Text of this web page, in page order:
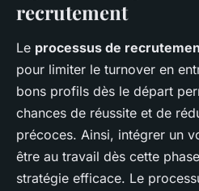
recrutement
Le processus de
pour limiter le turnover en
bons profils dès le départ
chances de réussite et de
précoces. Ainsi, intégrer un
être au travail dès cette
stratégie efficace. Le